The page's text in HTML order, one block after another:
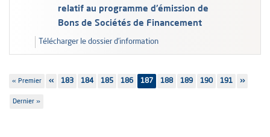
relatif au programme d'émission de
Bons de Sociétés de Financement
Télécharger le dossier d’information
Pagination
Première
« Premier
Page
‹‹ Page
183 Page
184 Page
185 Page
186 187 Page
188 Page
189 Page
190 Page
191
Page
››
Dernière
Dernier »